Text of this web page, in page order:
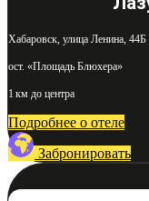
Хабаровск, улица Ленина, 44Б
ост. «Площадь Блюхера»
1 км до центра
Подробнее о отеле
Забронировать